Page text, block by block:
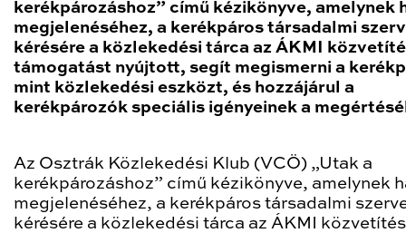
kerékpározáshoz” című kézikönyve, amelynek
megjelenéséhez, a kerékpáros társadalmi
kérésére a közlekedési tárca az ÁKMI
támogatást nyújtott, segít megismerni a
mint közlekedési eszközt, és hozzájárul a
kerékpározók speciális igényeinek a
Az Osztrák Közlekedési Klub (VCÖ) „Utak a
kerékpározáshoz” című kézikönyve, amelynek
megjelenéséhez, a kerékpáros társadalmi
kérésére a közlekedési tárca az ÁKMI